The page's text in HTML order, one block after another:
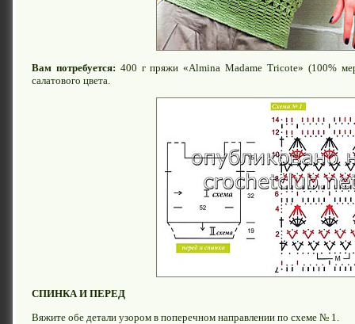
Вам потребуется: 400 г пряжи «Almina Madame Tricote» (100%
салатового цвета.
СПИНКА И ПЕРЕД
Вяжите обе детали узором в поперечном направлении по схеме № 1.